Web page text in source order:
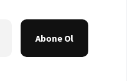
Abone Ol